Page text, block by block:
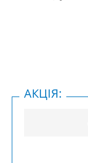
АКЦІЯ: